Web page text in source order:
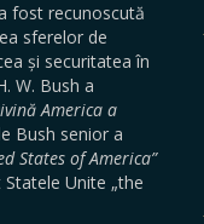
fost recunoscută
sferelor de
și securitatea în
W. Bush a
America a
Bush senior a
States of America”
Unite „the